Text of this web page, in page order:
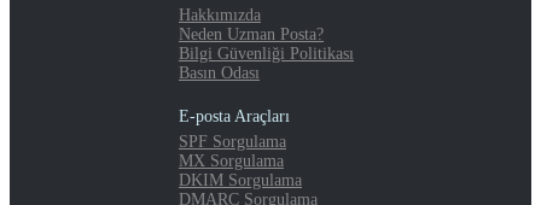
Hakkımızda
Neden Uzman Posta?
Bilgi Güvenliği Politikası
Basın Odası
E-posta Araçları
SPF Sorgulama
MX Sorgulama
DKIM Sorgulama
DMARC Sorgulama